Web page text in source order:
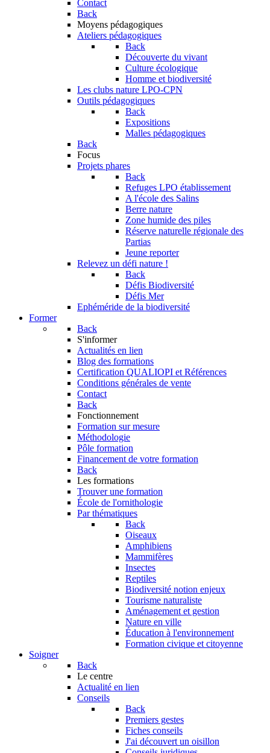
Contact
Back
Moyens pédagogiques
Ateliers pédagogiques
Back
Découverte du vivant
Culture écologique
Homme et biodiversité
Les clubs nature LPO-CPN
Outils pédagogiques
Back
Expositions
Malles pédagogiques
Back
Focus
Projets phares
Back
Refuges LPO établissement
A l'école des Salins
Berre nature
Zone humide des piles
Réserve naturelle régionale des
Partias
Jeune reporter
Relevez un défi nature !
Back
Défis Biodiversité
Défis Mer
Ephéméride de la biodiversité
Former
Back
S'informer
Actualités en lien
Blog des formations
Certification QUALIOPI et Références
Conditions générales de vente
Contact
Back
Fonctionnement
Formation sur mesure
Méthodologie
Pôle formation
Financement de votre formation
Back
Les formations
Trouver une formation
École de l'ornithologie
Par thématiques
Back
Oiseaux
Amphibiens
Mammifères
Insectes
Reptiles
Biodiversité notion enjeux
Tourisme naturaliste
Aménagement et gestion
Nature en ville
Éducation à l'environnement
Formation civique et citoyenne
Soigner
Back
Le centre
Actualité en lien
Conseils
Back
Premiers gestes
Fiches conseils
J'ai découvert un oisillon